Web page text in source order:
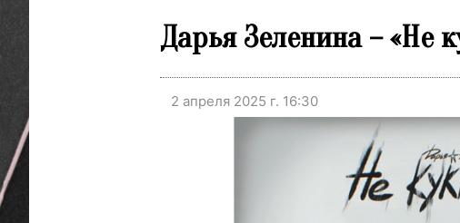
Дарья Зеленина – «Не
2 апреля 2025 г. 16:30